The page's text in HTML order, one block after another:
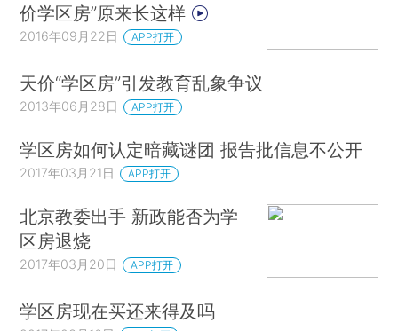
价学区房”原来长这样
2016年09月22日 APP打开
天价“学区房”引发教育乱象争议
2013年06月28日 APP打开
学区房如何认定暗藏谜团 报告批信息不公开
2017年03月21日 APP打开
北京教委出手 新政能否为学
区房退烧
2017年03月20日 APP打开
学区房现在买还来得及吗